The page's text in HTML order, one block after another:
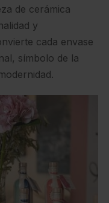
de cerámica
y
cada envase
símbolo de la